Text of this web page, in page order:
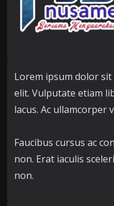
Lorem ipsum dolor
elit. Vulputate etiam
lacus. Ac ullamcorper
Faucibus cursus ac
non. Erat iaculis
non.